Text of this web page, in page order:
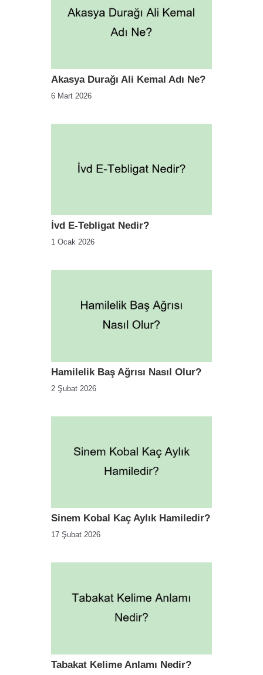
Akasya Durağı Ali Kemal Adı Ne?
6 Mart 2026
İvd E-Tebligat Nedir?
1 Ocak 2026
Hamilelik Baş Ağrısı Nasıl Olur?
2 Şubat 2026
Sinem Kobal Kaç Aylık Hamiledir?
17 Şubat 2026
Tabakat Kelime Anlamı Nedir?